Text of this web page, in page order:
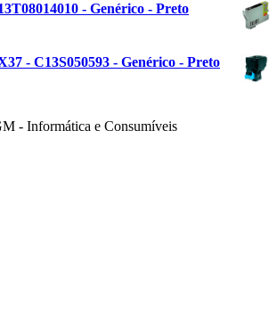
- Genérico - Preto
- C13S050593 - Genérico - Preto
- Informática e Consumíveis